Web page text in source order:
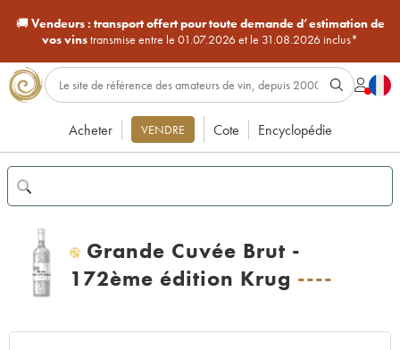
🚚Vendeurs : transport offert pour toute demande d’estimation de
vos vinstransmise entre le 01.07.2026 et le 31.08.2026 inclus*
Acheter VENDRE Cote Encyclopédie
H
Grande Cuvée Brut -
172ème édition Krug ----